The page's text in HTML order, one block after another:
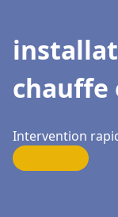
chauffe
Intervention